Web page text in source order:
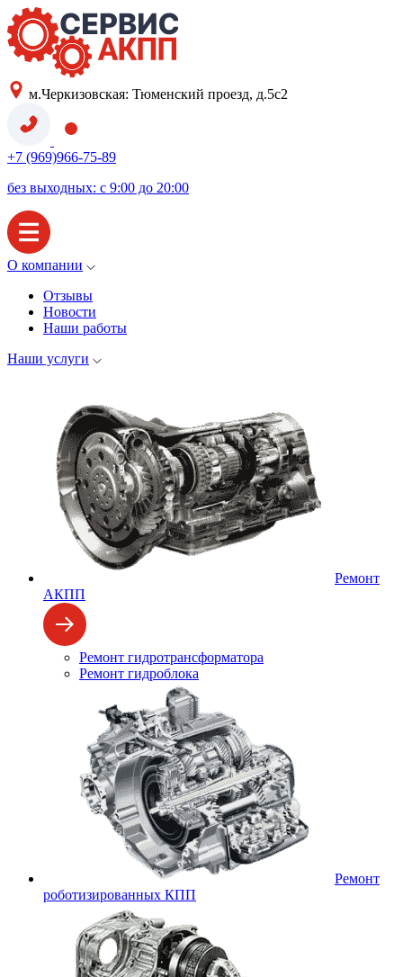
м.Черкизовская: Тюменский проезд, д.5с2
+7 (969)966-75-89
без выходных: с 9:00 до 20:00
О компании
Отзывы
Новости
Наши работы
Наши услуги
Ремонт
АКПП
Ремонт гидротрансформатора
Ремонт гидроблока
Ремонт
роботизированных КПП